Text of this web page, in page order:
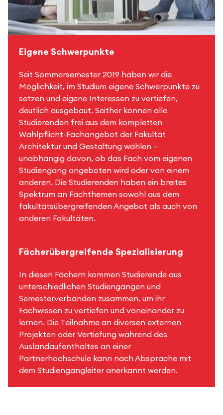
Eigene Schwerpunkte
Seit Sommersemester 2019 haben wir die
Möglichkeit, im Studium eigene Schwerpunkte zu
setzen und eigene Interessen zu vertiefen,
deutlich ausgebaut. Seither können alle
Studierenden frei aus dem kompletten
Wahlpflicht-Fachangebot der Fakultät
Architektur und Gestaltung wählen –
unabhängig davon, ob das Fach vom eigenen
Studiengang angeboten wird oder von einem
anderen. Die Studierenden haben ein breites
Spektrum an Fachthemen sowohl aus dem
fakultätsübergreifenden Angebot als auch von
anderen Fakultäten.
Fächerübergreifende Spezialisierung
In diesen Fächern kommen Studierende aus
unterschiedlichen Studiengängen und
Semesterverbänden zusammen, um ihr
Fachwissen zu vertiefen und voneinander zu
lernen. Die Teilnahme an diversen externen
Projekten oder Vertiefung während des
Auslandaufenthaltes an einer
Partnerhochschule kann nach Absprache mit
dem Studiengangleiter anerkannt werden.